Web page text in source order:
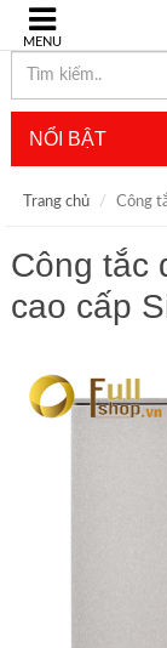
MENU
NỔI BẬT
Trang chủ Công
Công tắc
cao cấp